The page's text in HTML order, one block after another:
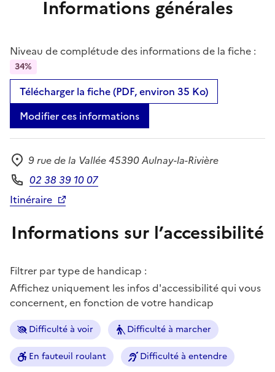
Informations générales
Niveau de complétude des informations de la fiche :
34%
Télécharger la fiche (PDF, environ 35 Ko)
Modifier ces informations
Adresse
9 rue de la Vallée 45390 Aulnay-la-Rivière
Téléphone
02 38 39 10 07
Itinéraire
Informations sur l’accessibilité
Filtrer par type de handicap :
Affichez uniquement les infos d'accessibilité qui vous
concernent, en fonction de votre handicap
Difficulté à voir Difficulté à marcher
En fauteuil roulant Difficulté à entendre